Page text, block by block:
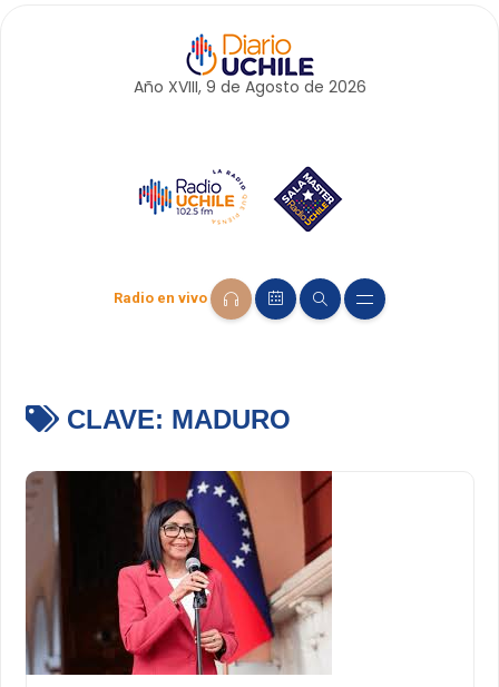
Año XVIII, 9 de Agosto de 2026
Radio en vivo
CLAVE: MADURO